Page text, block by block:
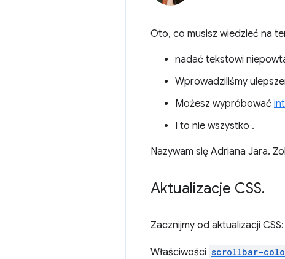
Oto, co musisz wiedzieć na
nadać tekstowi
Wprowadziliśmy
Możesz wypróbować
I to nie wszystko .
Nazywam się Adriana Jara.
Aktualizacje CSS.
Zacznijmy od aktualizacji CSS:
Właściwości scrollbar-